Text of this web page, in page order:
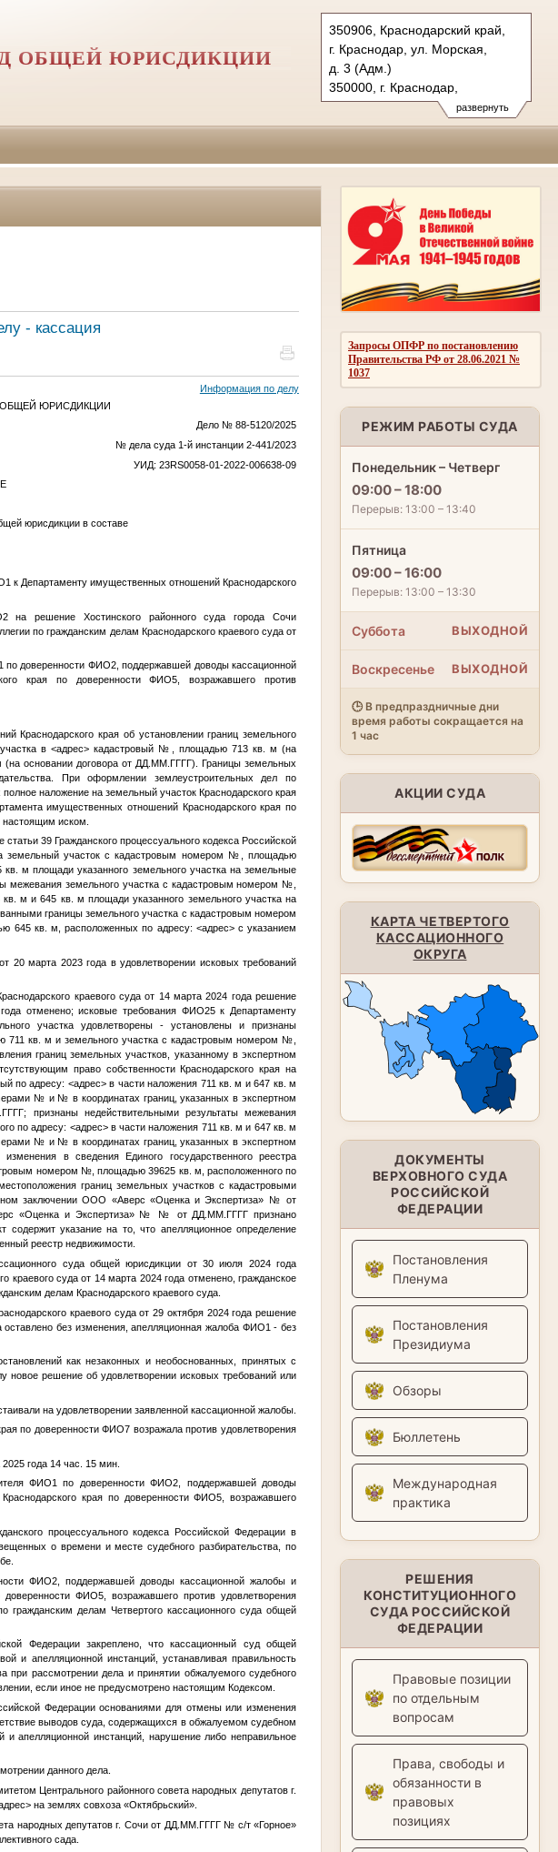
развернуть
350906, Краснодарский край,
г. Краснодар, ул. Морская,
д. 3 (Адм.)
350000, г. Краснодар,
ул. Красная, д.113 (Уг.)
350907, г. Краснодар,
Тел.: (861) 219-24-00
ОБЩЕЙ ЮРИСДИКЦИИ
Запросы ОПФР по постановлению
Правительства РФ от 28.06.2021 №
1037
РЕЖИМ РАБОТЫ СУДА
Понедельник – Четверг
09:00 – 18:00
Перерыв: 13:00 – 13:40
Пятница
09:00 – 16:00
Перерыв: 13:00 – 13:30
Суббота ВЫХОДНОЙ
Воскресенье ВЫХОДНОЙ
🕒 В предпраздничные дни
время работы сокращается на
1 час
АКЦИИ СУДА
КАРТА ЧЕТВЕРТОГО
КАССАЦИОННОГО
ОКРУГА
ДОКУМЕНТЫ
ВЕРХОВНОГО СУДА
РОССИЙСКОЙ
ФЕДЕРАЦИИ
Постановления
Пленума
Постановления
Президиума
Обзоры
Бюллетень
Международная
практика
РЕШЕНИЯ
КОНСТИТУЦИОННОГО
СУДА РОССИЙСКОЙ
ФЕДЕРАЦИИ
Правовые позиции
по отдельным
вопросам
Права, свободы и
обязанности в
правовых
позициях
- кассация
Информация по делу
ЮРИСДИКЦИИ
Дело № 88-5120/2025
№ дела суда 1-й инстанции 2-441/2023
УИД: 23RS0058-01-2022-006638-09
юрисдикции в составе
к Департаменту имущественных отношений Краснодарского
на решение Хостинского районного суда города Сочи
по гражданским делам Краснодарского краевого суда от
по доверенности ФИО2, поддержавшей доводы кассационной
края по доверенностиФИО5 , возражавшего против
Краснодарского края об установлении границ земельного
в<адрес> кадастровый №
, площадью 713 кв. м (на
основании договора от ДД.ММ.ГГГГ). Границы земельных
При оформлении землеустроительных дел по
наложение на земельный участок Краснодарского края
имущественных отношений Краснодарского края по
настоящим иском.
39 Гражданского процессуального кодекса Российской
земельный участок с кадастровым номером №
, площадью
м площади указанного земельного участка на земельные
межевания земельного участка с кадастровым номером №
м и 645 кв. м площади указанного земельного участка на
границы земельного участка с кадастровым номером
645 кв. м, расположенных по адресу: <адрес>с указанием
20 марта 2023 года в удовлетворении исковых требований
краевого суда от 14 марта 2024 года решение
отменено; исковые требования ФИО25к Департаменту
участка удовлетворены - установлены и признаны
711 кв. м и земельного участка с кадастровым номером №
границ земельных участков, указанному в экспертном
право собственности Краснодарского края на
по адресу: <адрес>в части наложения 711 кв. м и 647 кв. м
№ и № в координатах границ, указанных в экспертном
; признаны недействительными результаты межевания
по адресу: <адрес>в части наложения 711 кв. м и 647 кв. м
№ и № в координатах границ, указанных в экспертном
в сведения Единого государственного реестра
номером № , площадью 39625 кв. м, расположенного по
границ земельных участков с кадастровыми
заключении ООО «Аверс «Оценка и Экспертиза» № от
«Оценка и Экспертиза» № № от ДД.ММ.ГГГГ признано
содержит указание на то, что апелляционное определение
реестр недвижимости.
суда общей юрисдикции от 30 июля 2024 года
краевого суда от 14 марта 2024 года отменено, гражданское
делам Краснодарского краевого суда.
краевого суда от 29 октября 2024 года решение
оставлено без изменения, апелляционная жалоба ФИО1 - без
как незаконных и необоснованных, принятых с
новое решение об удовлетворении исковых требований или
на удовлетворении заявленной кассационной жалобы.
по доверенностиФИО7 возражала против удовлетворения
года 14 час. 15 мин.
ФИО1 по доверенностиФИО2, поддержавшей доводы
края по доверенностиФИО5, возражавшего
процессуального кодекса Российской Федерации в
о времени и месте судебного разбирательства, по
ФИО2, поддержавшей доводы кассационной жалобы и
ФИО5, возражавшего против удовлетворения
гражданским делам Четвертого кассационного суда общей
Федерации закреплено, что кассационный суд общей
и апелляционной инстанций, устанавливая правильность
при рассмотрении дела и принятии обжалуемого судебного
если иное не предусмотрено настоящим Кодексом.
Федерации основаниями для отмены или изменения
выводов суда, содержащихся в обжалуемом судебном
апелляционной инстанций, нарушение либо неправильное
данного дела.
Центрального районного совета народных депутатов г.
на землях совхоза «Октябрьский».
народных депутатов г. Сочи от ДД.ММ.ГГГГ № с/т «Горное»
сада.